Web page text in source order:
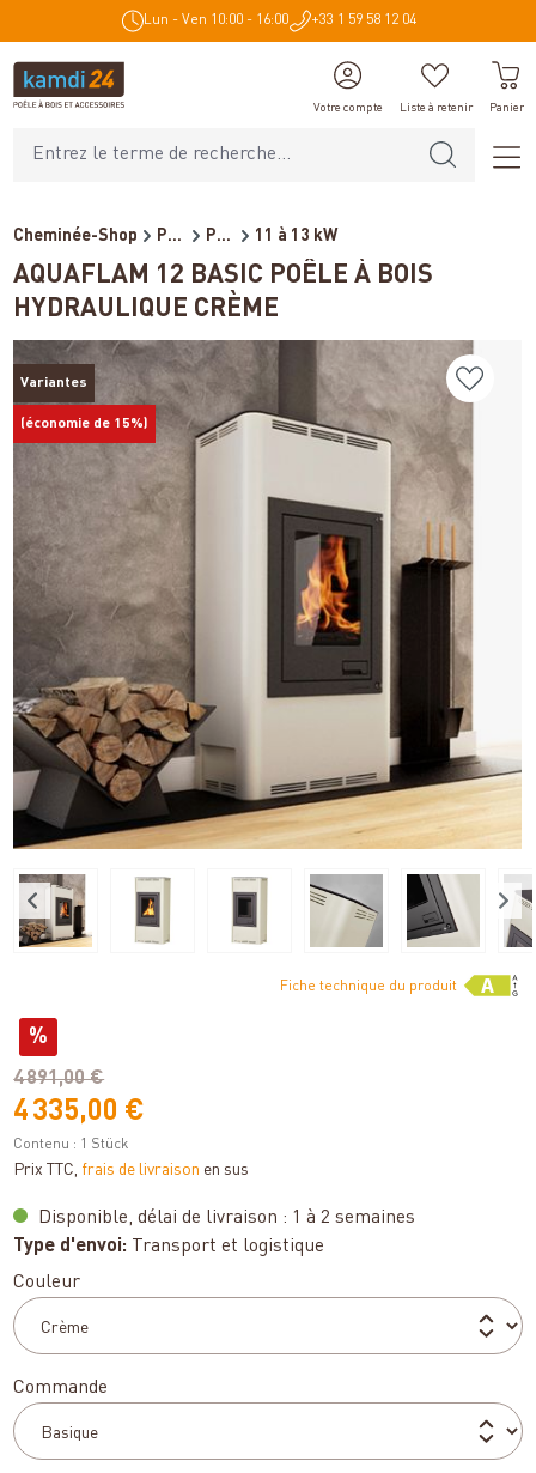
principal Lun - Ven 10:00 - 16:00 +33 1 59 58 12 04
Votre compte Liste à retenir Panier
Cheminée-Shop Poêles et cheminées Poêles à bois bouilleur 11 à 13 kW
AQUAFLAM 12 BASIC POÊLE À BOIS
HYDRAULIQUE CRÈME
Variantes
(économie de 15%)
Fiche technique du produit
%
4 891,00 €
4 335,00 €
Contenu : 1 Stück
Prix TTC, frais de livraison en sus
Disponible, délai de livraison : 1 à 2 semaines
Type d'envoi: Transport et logistique
Sélectionnez
Couleur
Sélectionnez
Commande